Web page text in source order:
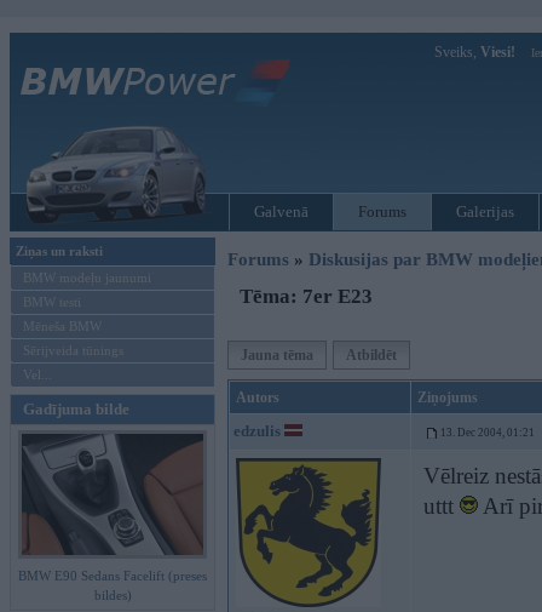
Sveiks, Viesi!
Galvenā Forums Galerijas
Ziņas un raksti
BMW modeļu jaunumi
BMW testi
Mēneša BMW
Sērijveida tūnings
Vel...
Gadījuma bilde
BMW E90 Sedans Facelift (preses
bildes)
Forums » Diskusijas par BMW
Tēma: 7er E23
Jauna tēma Atbildēt
Autors Ziņojums
edzulis 13. Dec 2004, 01:21
Vēlreiz
uttt
Arī